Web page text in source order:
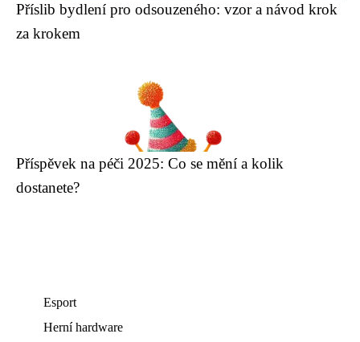
Příslib bydlení pro odsouzeného: vzor a návod krok
za krokem
Příspěvek na péči 2025: Co se mění a kolik
dostanete?
Esport
Herní hardware